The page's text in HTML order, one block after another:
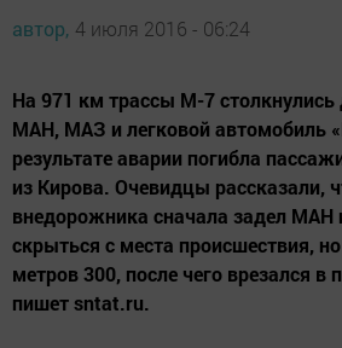
автор, 4 июля 2016 - 06:24
На 971 км трассы М-7 столкнулись
МАН, МАЗ и легковой автомобиль
результате аварии погибла
из Кирова. Очевидцы рассказали,
внедорожника сначала задел МАН
скрыться с места происшествия,
метров 300, после чего врезался в
пишет sntat.ru.